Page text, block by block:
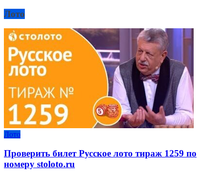
Лото
Лото
Проверить билет Русское лото тираж 1259 по
номеру stoloto.ru